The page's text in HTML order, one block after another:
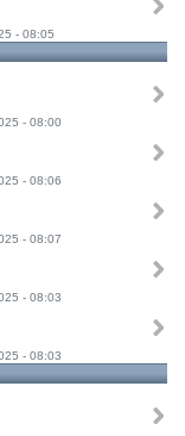
- 08:05
- 08:00
- 08:06
- 08:07
- 08:03
- 08:03